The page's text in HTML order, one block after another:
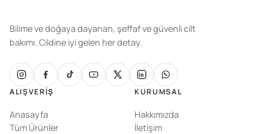
Bilime ve doğaya dayanan, şeffaf ve güvenli cilt
bakımı. Cildine iyi gelen her detay.
ALIŞVERIŞ
Anasayfa
Tüm Ürünler
KURUMSAL
Hakkımızda
İletişim